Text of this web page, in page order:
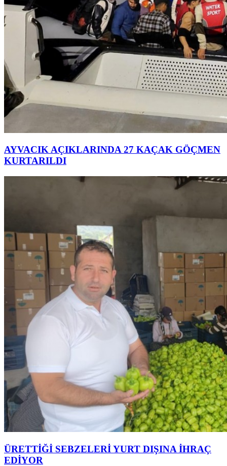
AYVACIK AÇIKLARINDA 27 KAÇAK GÖÇMEN
KURTARILDI
ÜRETTİĞİ SEBZELERİ YURT DIŞINA İHRAÇ
EDİYOR